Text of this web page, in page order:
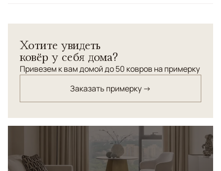
высококачественного шелка - отличный вариант для
спальни.
Хотите увидеть
ковёр у себя дома?
Привезем к вам домой до 50 ковров на примерку
Заказать примерку →